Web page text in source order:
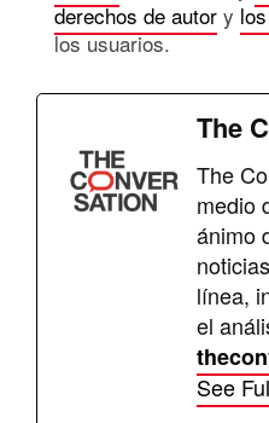
derechos de autor y
los usuarios.
The
The
medio
ánimo
línea,
el
See